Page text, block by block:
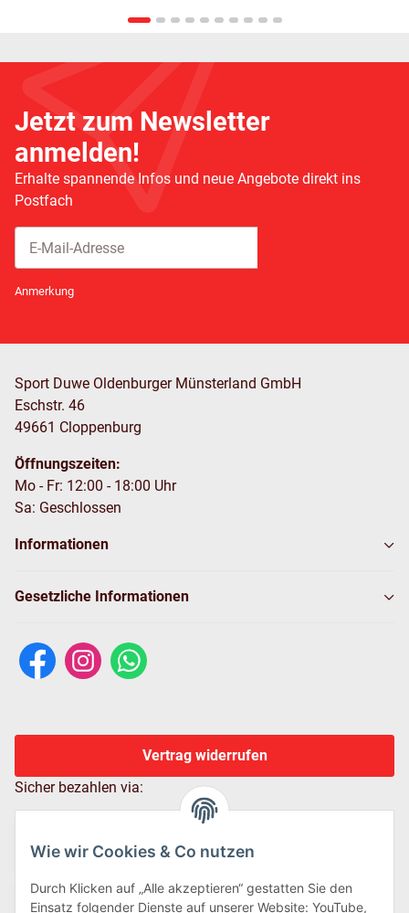
Wie wir Cookies & Co nutzen
Durch Klicken auf „Alle akzeptieren“ gestatten Sie den
Einsatz folgender Dienste auf unserer Website: YouTube,
Jetzt zum Newsletter
anmelden!
Erhalte spannende Infos und neue Angebote direkt ins
Postfach
Anmerkung
Sport Duwe Oldenburger Münsterland GmbH
Eschstr. 46
49661 Cloppenburg
Öffnungszeiten:
Mo - Fr: 12:00 - 18:00 Uhr
Sa: Geschlossen
Informationen
Gesetzliche Informationen
Vertrag widerrufen
Sicher bezahlen via: